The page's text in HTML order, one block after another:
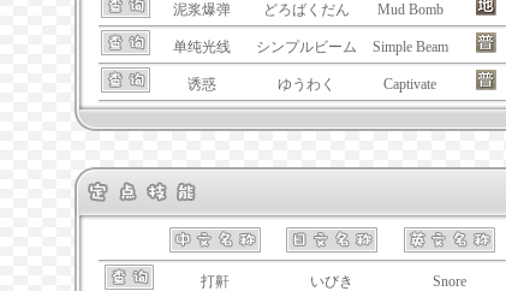
泥浆爆弹 どろばくだん Mud Bomb
单纯光线 シンプルビーム Simple Beam
诱惑 ゆうわく Captivate
打鼾 いびき Snore